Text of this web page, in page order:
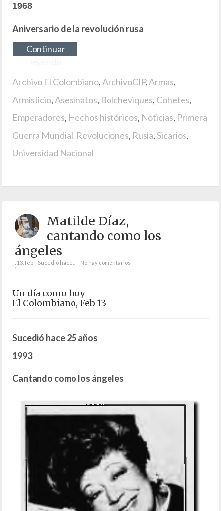
1968
Aniversario de la revolución rusa
Continuar
Archivo El Colombiano,ArchivoCIP,Armas,
Armisticio,Asesinatos, Bolcheviques, Cohetes,
Emperadores, Hechos históricos, Noticias, Primera
Guerra Mundial, Revoluciones, Rusia,Sicarios,
Universidad Nacional
Matilde Díaz,
cantando como los
ángeles
;13. feb Sucedió hace... No hay comentarios
Un día como hoy
El Colombiano, Feb 13
Sucedió hace 25 años
1993
Cantando como los ángeles